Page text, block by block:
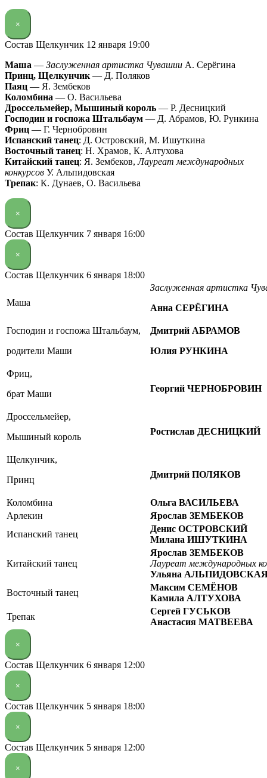
×
Состав Щелкунчик 12 января 19:00
Маша — Заслуженная артистка Чувашии А. Серёгина
Принц, Щелкунчик — Д. Поляков
Паяц — Я. Зембеков
Коломбина — О. Васильева
Дроссельмейер, Мышиный король — Р. Десницкий
Господин и госпожа Штальбаум — Д. Абрамов, Ю. Рункина
Фриц — Г. Чернобровин
Испанский танец: Д. Островский, М. Ишуткина
Восточный танец: Н. Храмов, К. Алтухова
Китайский танец: Я. Зембеков,Лауреат международных
конкурсов У. Альпидовская
Трепак: К. Дунаев, О. Васильева
×
Состав Щелкунчик 7 января 16:00
×
Состав Щелкунчик 6 января 18:00
Маша
Заслуженная артистка
Анна СЕРЁГИНА
Господин и госпожа Штальбаум,
родители Маши
Дмитрий АБРАМОВ
Юлия РУНКИНА
Фриц,
брат Маши
Георгий ЧЕРНОБРОВИН
Дроссельмейер,
Мышиный король
Ростислав ДЕСНИЦКИЙ
Щелкунчик,
Принц
Дмитрий ПОЛЯКОВ
Коломбина
Ольга ВАСИЛЬЕВА
Арлекин
Ярослав ЗЕМБЕКОВ
Испанский танец
Денис ОСТРОВСКИЙ
Милана ИШУТКИНА
Китайский танец
Ярослав ЗЕМБЕКОВ
Лауреат международных
Ульяна
Восточный танец
Максим СЕМЁНОВ
Камила АЛТУХОВА
Трепак
Сергей ГУСЬКОВ
Анастасия МАТВЕЕВА
×
Состав Щелкунчик 6 января 12:00
×
Состав Щелкунчик 5 января 18:00
×
Состав Щелкунчик 5 января 12:00
×